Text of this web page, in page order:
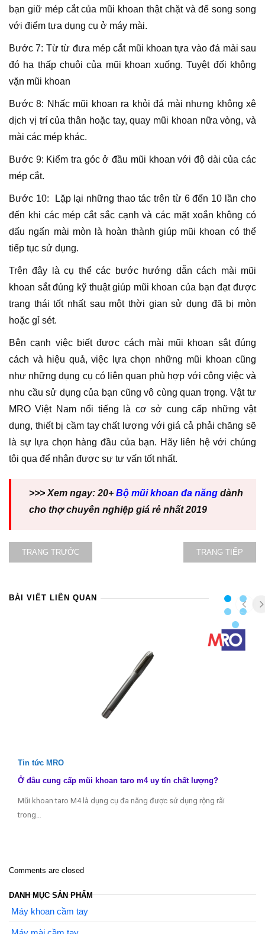
bạn giữ mép cắt của mũi khoan thật chặt và để song song
với điểm tựa dụng cụ ở máy mài.
Bước 7: Từ từ đưa mép cắt mũi khoan tựa vào đá mài sau
đó hạ thấp chuôi của mũi khoan xuống. Tuyệt đối không
vặn mũi khoan
Bước 8: Nhấc mũi khoan ra khỏi đá mài nhưng không xê
dịch vị trí của thân hoặc tay, quay mũi khoan nữa vòng, và
mài các mép khác.
Bước 9: Kiểm tra góc ở đầu mũi khoan với độ dài của các
mép cắt.
Bước 10: Lặp lại những thao tác trên từ 6 đến 10 lần cho
đến khi các mép cắt sắc cạnh và các mặt xoắn không có
dấu ngấn mài mòn là hoàn thành giúp mũi khoan có thể
tiếp tục sử dụng.
Trên đây là cụ thể các bước hướng dẫn cách mài mũi
khoan sắt đúng kỹ thuật giúp mũi khoan của bạn đạt được
trạng thái tốt nhất sau một thời gian sử dụng đã bị mòn
hoặc gỉ sét.
Bên cạnh việc biết được cách mài mũi khoan sắt đúng
cách và hiệu quả, việc lựa chọn những mũi khoan cũng
như những dụng cụ có liên quan phù hợp với công việc và
nhu cầu sử dụng của bạn cũng vô cùng quan trọng. Vật tư
MRO Việt Nam nổi tiếng là cơ sở cung cấp những vật
dụng, thiết bị cầm tay chất lượng với giá cả phải chăng sẽ
là sự lựa chọn hàng đầu của bạn. Hãy liên hệ với chúng
tôi qua để nhận được sự tư vấn tốt nhất.
>>> Xem ngay: 20+ Bộ mũi khoan đa năng dành
cho thợ chuyên nghiệp giá rẻ nhất 2019
TRANG TRƯỚC TRANG TIẾP
BÀI VIẾT LIÊN QUAN
Tin tức MRO
Ở đâu cung cấp mũi khoan taro m4 uy tín chất lượng?
Mũi khoan taro M4 là dụng cụ đa năng được sử dụng rộng rãi
trong…
Comments are closed
DANH MỤC SẢN PHẨM
Máy khoan cầm tay